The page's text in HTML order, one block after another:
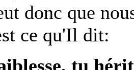
donc que
ce qu'Il dit:
tu